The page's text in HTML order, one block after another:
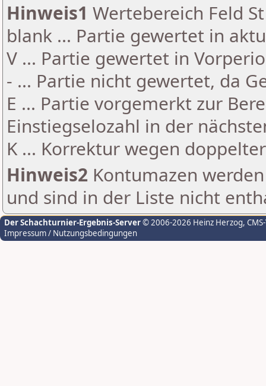
Hinweis1 Wertebereich Feld
blank ... Partie gewertet in
V ... Partie gewertet in
- ... Partie nicht gewertet, da
E ... Partie vorgemerkt zur
Einstiegselozahl in der
K ... Korrektur wegen
Hinweis2 Kontumazen
und sind in der Liste nicht
Der Schachturnier-Ergebnis-Server© 2006-2026 Heinz Herzog,
Impressum / Nutzungsbedingungen